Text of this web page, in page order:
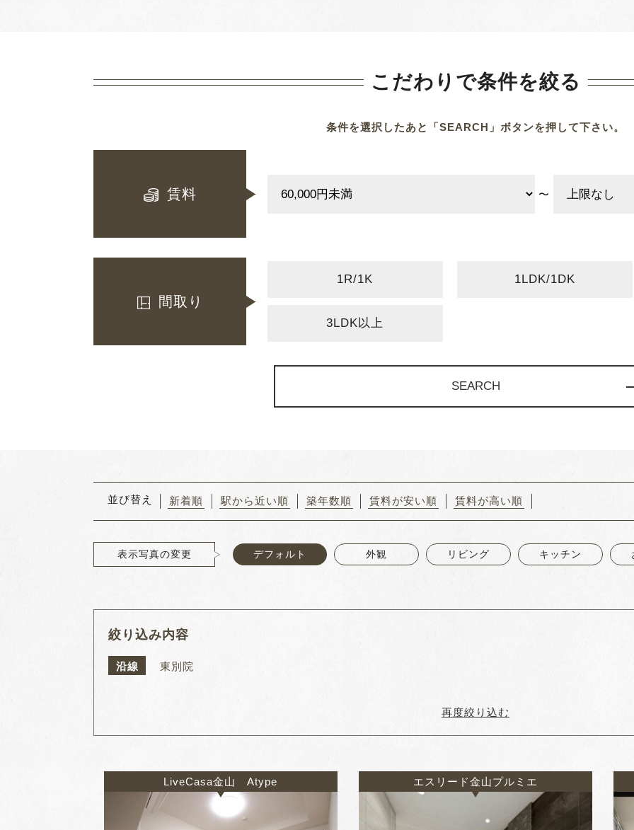
こだわりで条件を絞る
条件を選択したあと 「SEARCH」ボタンを押して下さい。
賃料 〜
間取り
1R/1K 1LDK/1DK
3LDK以上
SEARCH
並び替え 新着順 駅から近い順 築年数順 賃料が安い順 賃料が高い順
表示写真の変更 デフォルト 外観 リビング キッチン
絞り込み内容
沿線 東別院
再度絞り込む
LiveCasa金山 Atype エスリード金山プルミエ